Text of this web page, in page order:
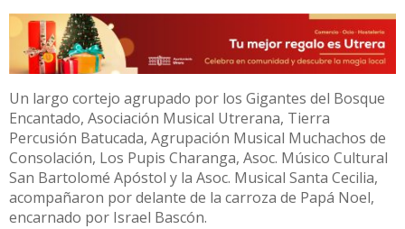
Un largo cortejo agrupado por los Gigantes del Bosque
Encantado, Asociación Musical Utrerana, Tierra
Percusión Batucada, Agrupación Musical Muchachos de
Consolación, Los Pupis Charanga, Asoc. Músico Cultural
San Bartolomé Apóstol y la Asoc. Musical Santa Cecilia,
acompañaron por delante de la carroza de Papá Noel,
encarnado por Israel Bascón.